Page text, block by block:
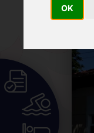
OK